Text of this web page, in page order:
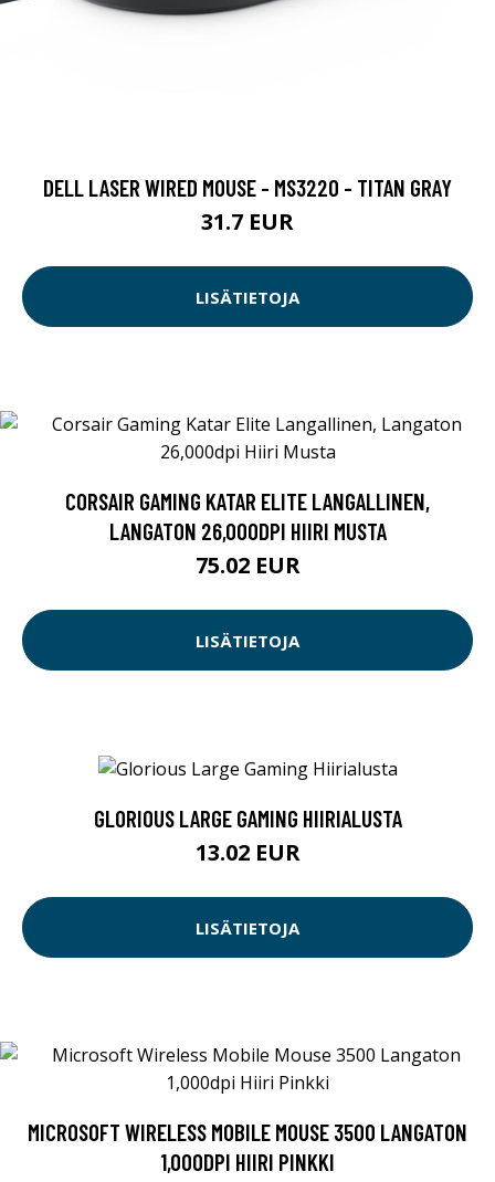
DELL LASER WIRED MOUSE - MS3220 - TITAN GRAY
31.7 EUR
LISÄTIETOJA
CORSAIR GAMING KATAR ELITE LANGALLINEN,
LANGATON 26,000DPI HIIRI MUSTA
75.02 EUR
LISÄTIETOJA
GLORIOUS LARGE GAMING HIIRIALUSTA
13.02 EUR
LISÄTIETOJA
MICROSOFT WIRELESS MOBILE MOUSE 3500 LANGATON
1,000DPI HIIRI PINKKI